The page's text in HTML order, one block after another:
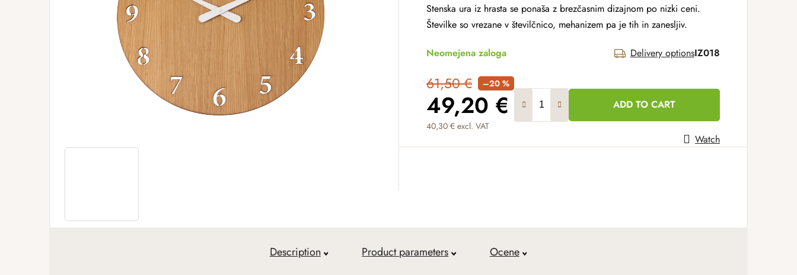
Stenska ura iz hrasta se ponaša z brezčasnim dizajnom po nizki ceni.
Številke so vrezane v številčnico, mehanizem pa je tih in zanesljiv.
Neomejena zaloga Delivery optionsIZ018
61,50 € –20 %
49,20 €
40,30 € excl. VAT
Measure price:
ADD TO CART
Watch
Description Product parameters Ocene